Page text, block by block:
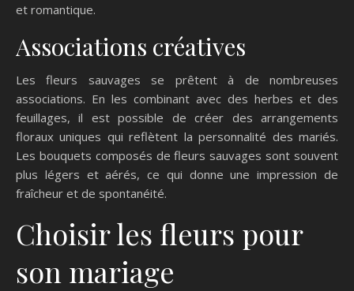
et romantique.
Associations créatives
Les fleurs sauvages se prêtent à de nombreuses
associations. En les combinant avec des herbes et des
feuillages, il est possible de créer des arrangements
floraux uniques qui reflètent la personnalité des mariés.
Les bouquets composés de fleurs sauvages sont souvent
plus légers et aérés, ce qui donne une impression de
fraîcheur et de spontanéité.
Choisir les fleurs pour
son mariage